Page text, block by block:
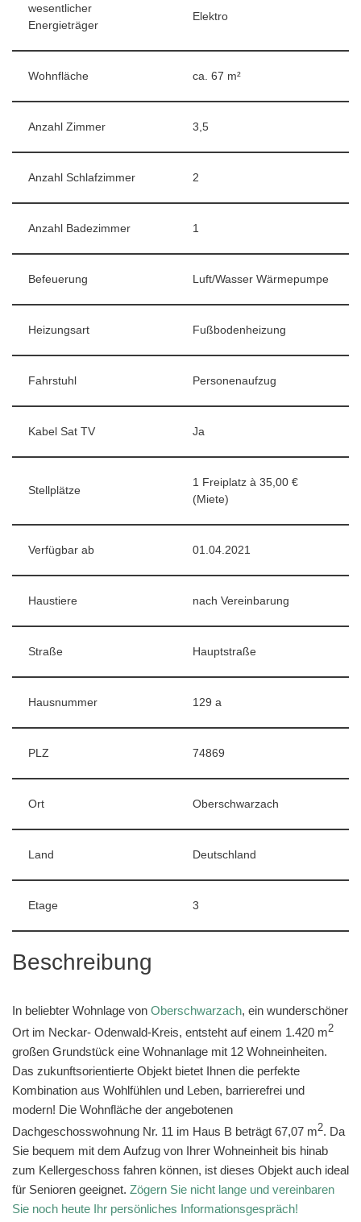
wesentlicher
Energieträger
Elektro
Wohnfläche ca. 67 m²
Anzahl Zimmer 3,5
Anzahl Schlafzimmer 2
Anzahl Badezimmer 1
Befeuerung Luft/Wasser Wärmepumpe
Heizungsart Fußbodenheizung
Fahrstuhl Personenaufzug
Kabel Sat TV Ja
Stellplätze
1 Freiplatz à 35,00 €
(Miete)
Verfügbar ab 01.04.2021
Haustiere nach Vereinbarung
Straße Hauptstraße
Hausnummer 129 a
PLZ 74869
Ort Oberschwarzach
Land Deutschland
Etage 3
Beschreibung
In beliebter Wohnlage von Oberschwarzach, ein wunderschöner
Ort im Neckar- Odenwald-Kreis, entsteht auf einem 1.420 m2
großen Grundstück eine Wohnanlage mit 12 Wohneinheiten.
Das zukunftsorientierte Objekt bietet Ihnen die perfekte
Kombination aus Wohlfühlen und Leben, barrierefrei und
modern! Die Wohnfläche der angebotenen
Dachgeschosswohnung Nr. 11 im Haus B beträgt 67,07 m2. Da
Sie bequem mit dem Aufzug von Ihrer Wohneinheit bis hinab
zum Kellergeschoss fahren können, ist dieses Objekt auch ideal
für Senioren geeignet. Zögern Sie nicht lange und vereinbaren
Sie noch heute Ihr persönliches Informationsgespräch!